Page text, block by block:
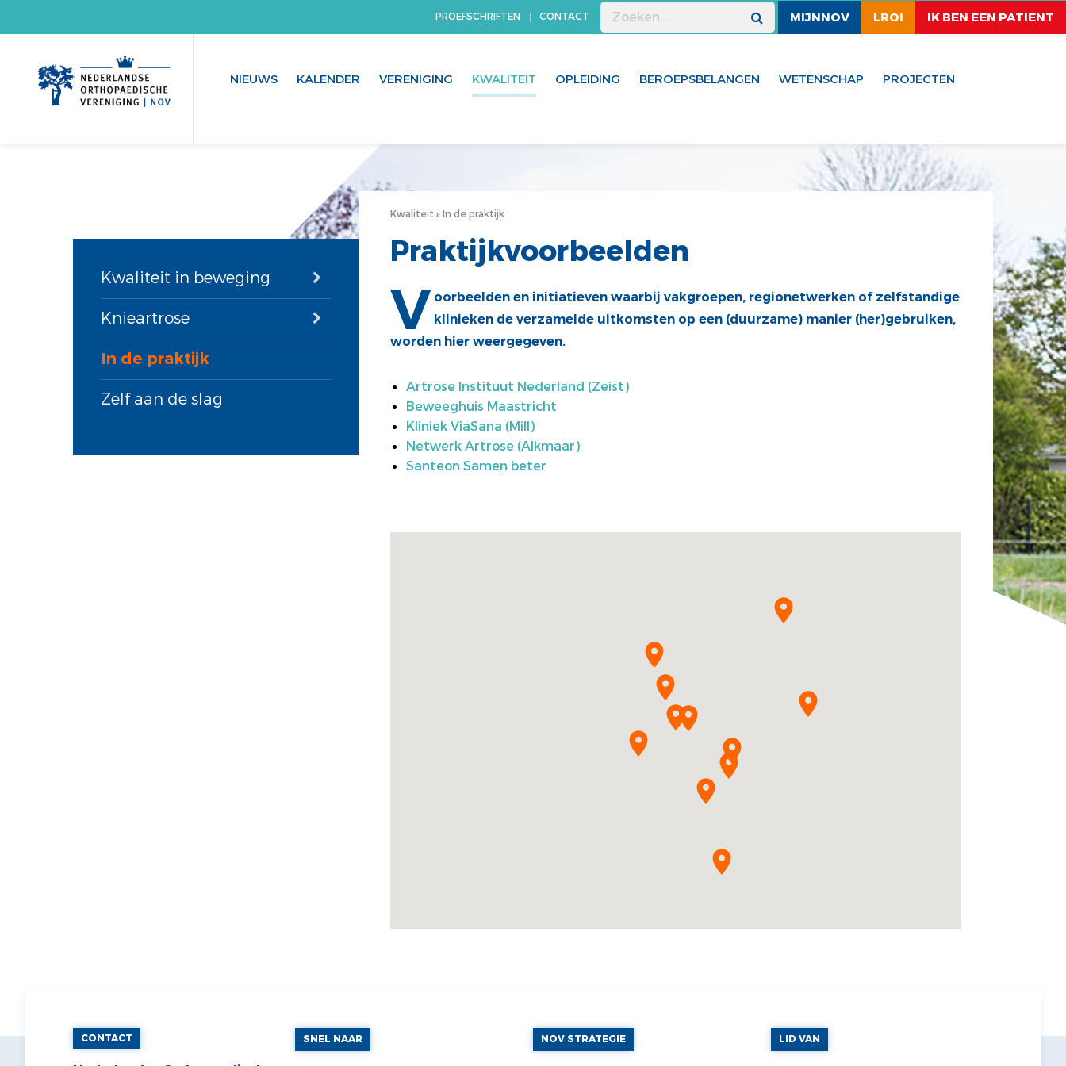
PROEFSCHRIFTEN CONTACT MIJNNOV LROI IK BEN EEN PATIENT
NIEUWS KALENDER VERENIGING KWALITEIT OPLEIDING BEROEPSBELANGEN WETENSCHAP PROJECTEN
Kwaliteit in beweging
Knieartrose
In de praktijk
Zelf aan de slag
Kwaliteit In de praktijk
Praktijkvoorbeelden
Voorbeelden en initiatieven waarbij vakgroepen, regionetwerken of zelfstandige
klinieken de verzamelde uitkomsten op een (duurzame) manier (her)gebruiken,
worden hier weergegeven.
Artrose Instituut Nederland (Zeist)
Beweeghuis Maastricht
Kliniek ViaSana (Mill)
Netwerk Artrose (Alkmaar)
Santeon Samen beter
CONTACT SNEL NAAR NOV STRATEGIE LID VAN